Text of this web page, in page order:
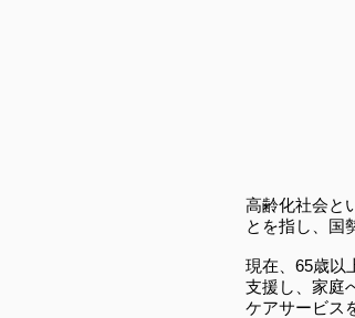
高齢化社会と
とを指し、国
現在、65歳以
支援し、家庭
ケアサービス